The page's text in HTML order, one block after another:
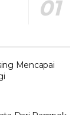
Mencapai